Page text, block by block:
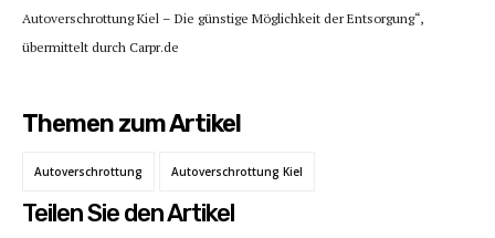
Autoverschrottung Kiel – Die günstige Möglichkeit der Entsorgung“,
übermittelt durch Carpr.de
Themen zum Artikel
Autoverschrottung Autoverschrottung Kiel
Teilen Sie den Artikel